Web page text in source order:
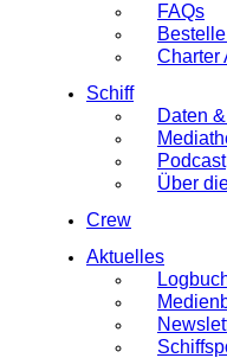
FAQs
Charter
Schiff
Daten
Podcast
Über
Crew
Aktuelles